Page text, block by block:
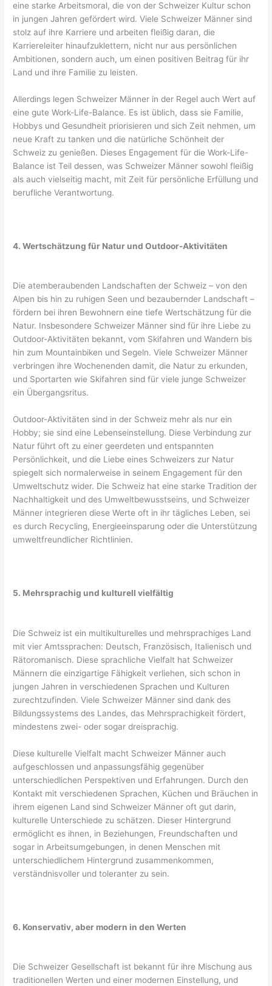
eine starke Arbeitsmoral, die von der Schweizer Kultur schon
in jungen Jahren gefördert wird. Viele Schweizer Männer sind
stolz auf ihre Karriere und arbeiten fleißig daran, die
Karriereleiter hinaufzuklettern, nicht nur aus persönlichen
Ambitionen, sondern auch, um einen positiven Beitrag für ihr
Land und ihre Familie zu leisten.
Allerdings legen Schweizer Männer in der Regel auch Wert auf
eine gute Work-Life-Balance. Es ist üblich, dass sie Familie,
Hobbys und Gesundheit priorisieren und sich Zeit nehmen, um
neue Kraft zu tanken und die natürliche Schönheit der
Schweiz zu genießen. Dieses Engagement für die Work-Life-
Balance ist Teil dessen, was Schweizer Männer sowohl fleißig
als auch vielseitig macht, mit Zeit für persönliche Erfüllung und
berufliche Verantwortung.
4. Wertschätzung für Natur und Outdoor-Aktivitäten
Die atemberaubenden Landschaften der Schweiz – von den
Alpen bis hin zu ruhigen Seen und bezaubernder Landschaft –
fördern bei ihren Bewohnern eine tiefe Wertschätzung für die
Natur. Insbesondere Schweizer Männer sind für ihre Liebe zu
Outdoor-Aktivitäten bekannt, vom Skifahren und Wandern bis
hin zum Mountainbiken und Segeln. Viele Schweizer Männer
verbringen ihre Wochenenden damit, die Natur zu erkunden,
und Sportarten wie Skifahren sind für viele junge Schweizer
ein Übergangsritus.
Outdoor-Aktivitäten sind in der Schweiz mehr als nur ein
Hobby; sie sind eine Lebenseinstellung. Diese Verbindung zur
Natur führt oft zu einer geerdeten und entspannten
Persönlichkeit, und die Liebe eines Schweizers zur Natur
spiegelt sich normalerweise in seinem Engagement für den
Umweltschutz wider. Die Schweiz hat eine starke Tradition der
Nachhaltigkeit und des Umweltbewusstseins, und Schweizer
Männer integrieren diese Werte oft in ihr tägliches Leben, sei
es durch Recycling, Energieeinsparung oder die Unterstützung
umweltfreundlicher Richtlinien.
5. Mehrsprachig und kulturell vielfältig
Die Schweiz ist ein multikulturelles und mehrsprachiges Land
mit vier Amtssprachen: Deutsch, Französisch, Italienisch und
Rätoromanisch. Diese sprachliche Vielfalt hat Schweizer
Männern die einzigartige Fähigkeit verliehen, sich schon in
jungen Jahren in verschiedenen Sprachen und Kulturen
zurechtzufinden. Viele Schweizer Männer sind dank des
Bildungssystems des Landes, das Mehrsprachigkeit fördert,
mindestens zwei- oder sogar dreisprachig.
Diese kulturelle Vielfalt macht Schweizer Männer auch
aufgeschlossen und anpassungsfähig gegenüber
unterschiedlichen Perspektiven und Erfahrungen. Durch den
Kontakt mit verschiedenen Sprachen, Küchen und Bräuchen in
ihrem eigenen Land sind Schweizer Männer oft gut darin,
kulturelle Unterschiede zu schätzen. Dieser Hintergrund
ermöglicht es ihnen, in Beziehungen, Freundschaften und
sogar in Arbeitsumgebungen, in denen Menschen mit
unterschiedlichem Hintergrund zusammenkommen,
verständnisvoller und toleranter zu sein.
6. Konservativ, aber modern in den Werten
Die Schweizer Gesellschaft ist bekannt für ihre Mischung aus
traditionellen Werten und einer modernen Einstellung, und